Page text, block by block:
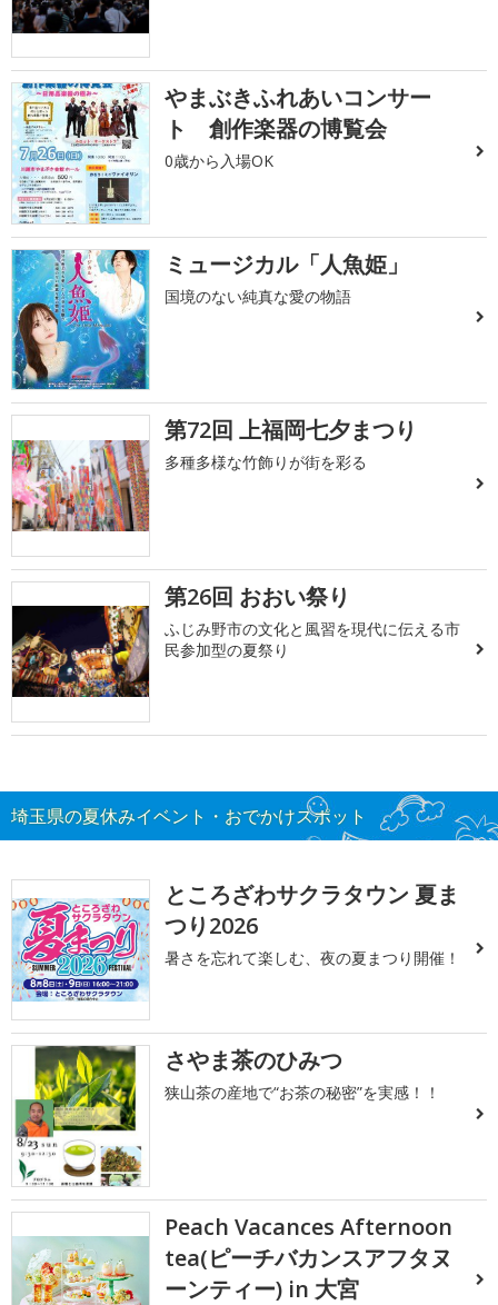
やまぶきふれあいコンサー
ト 創作楽器の博覧会
0歳から入場OK
ミュージカル「人魚姫」
国境のない純真な愛の物語
第72回 上福岡七夕まつり
多種多様な竹飾りが街を彩る
第26回 おおい祭り
ふじみ野市の文化と風習を現代に伝える市
民参加型の夏祭り
埼玉県の夏休みイベント・おでかけスポット
ところざわサクラタウン 夏ま
つり2026
暑さを忘れて楽しむ、夜の夏まつり開催！
さやま茶のひみつ
狭山茶の産地で“お茶の秘密”を実感！！
Peach Vacances Afternoon
tea(ピーチバカンスアフタヌ
ーンティー) in 大宮